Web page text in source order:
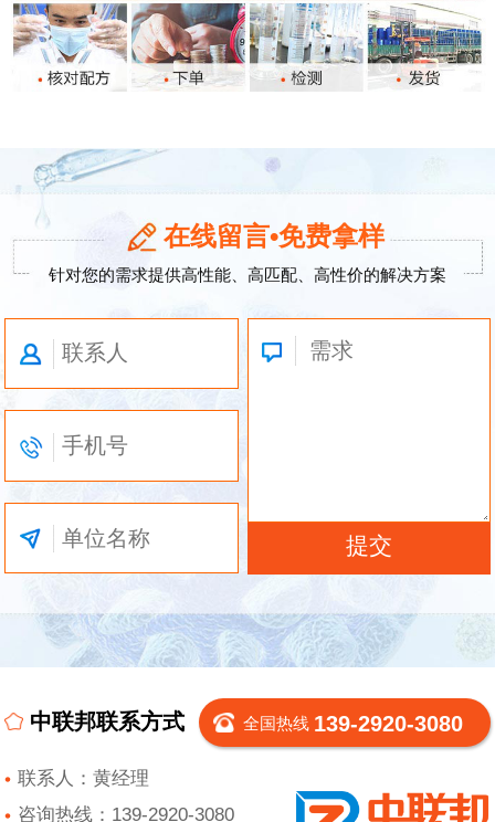
在线留言•免费拿样
针对您的需求提供高性能、高匹配、高性价的解决方案
中联邦联系方式 全国热线 139-2920-3080
联系人：黄经理
咨询热线：139-2920-3080